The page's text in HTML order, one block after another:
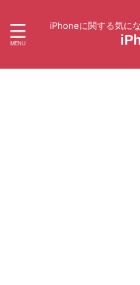
iPhoneに関する気に